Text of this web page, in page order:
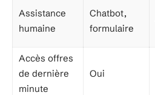
Assistance
humaine
Chatbot,
formulaire
Accès offres
de dernière
minute
Oui